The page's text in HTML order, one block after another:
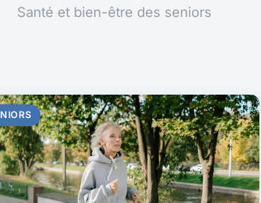
Santé et bien-être des seniors